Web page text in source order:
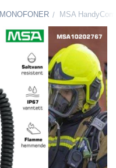
MONOFONER /